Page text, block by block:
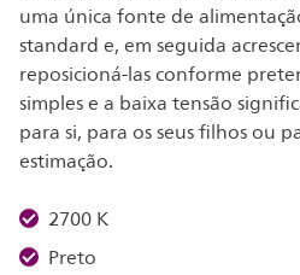
uma única fonte de
standard e, em seguida
reposicioná-las conforme
simples e a baixa tensão
para si, para os seus filhos ou
estimação.
2700 K
Preto